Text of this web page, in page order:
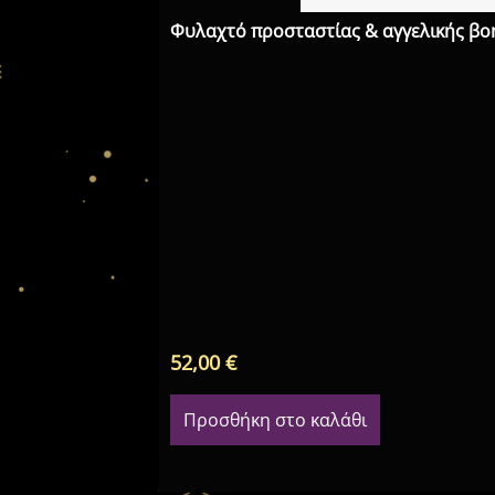
Φυλαχτό προσταστίας & αγγελικής
52,00€
Προσθήκη στο καλάθι